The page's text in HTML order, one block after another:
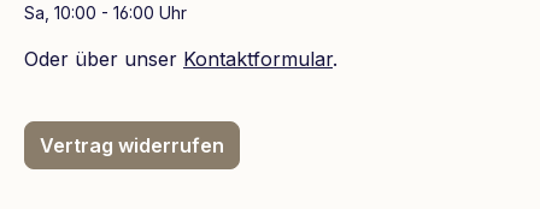
Sa, 10:00 - 16:00 Uhr
Oder über unser Kontaktformular.
Vertrag widerrufen